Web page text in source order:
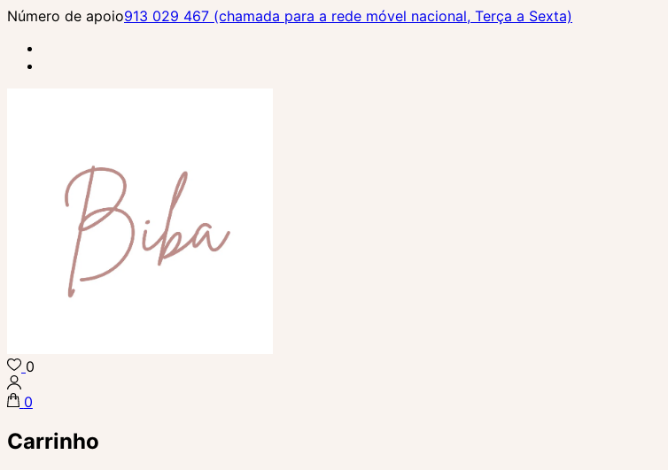
Skip
content
(Press
Número de apoio913 029 467 (chamada para a rede móvel nacional, Terça a Sexta)
Biba Concept Store
0
0
Carrinho